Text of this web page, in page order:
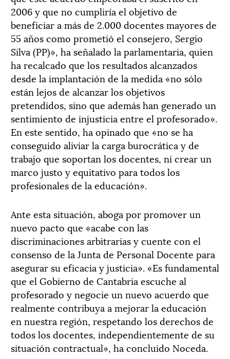
2006 y que no cumpliría el objetivo de
beneficiar a más de 2.000 docentes mayores de
55 años como prometió el consejero, Sergio
Silva (PP)», ha señalado la parlamentaria, quien
ha recalcado que los resultados alcanzados
desde la implantación de la medida «no sólo
están lejos de alcanzar los objetivos
pretendidos, sino que además han generado un
sentimiento de injusticia entre el profesorado».
En este sentido, ha opinado que «no se ha
conseguido aliviar la carga burocrática y de
trabajo que soportan los docentes, ni crear un
marco justo y equitativo para todos los
profesionales de la educación».
Ante esta situación, aboga por promover un
nuevo pacto que «acabe con las
discriminaciones arbitrarias y cuente con el
consenso de la Junta de Personal Docente para
asegurar su eficacia y justicia». «Es fundamental
que el Gobierno de Cantabria escuche al
profesorado y negocie un nuevo acuerdo que
realmente contribuya a mejorar la educación
en nuestra región, respetando los derechos de
todos los docentes, independientemente de su
situación contractual», ha concluido Noceda.